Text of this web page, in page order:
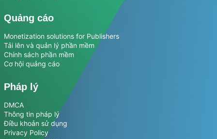
Quảng cáo
Monetization solutions for Publishers
Tải lên và quản lý phần mềm
Chính sách phần mềm
Cơ hội quảng cáo
Pháp lý
DMCA
Thông tin pháp lý
Điều khoản sử dụng
Privacy Policy